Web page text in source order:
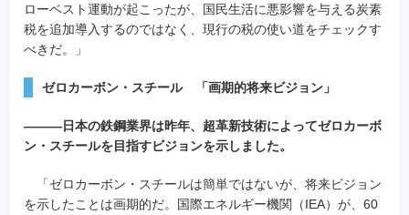
ローベスト運動が起こったが、国民生活に悪影響を与える炭素
税を追加導入するのではなく、現行の税の使い道をチェックす
べきだ。」
ゼロカーボン・スチール 「画期的将来ビジョン」
―――日本の鉄鋼業界は昨年、超革新技術によってゼロカーボ
ン・スチールを目指すビジョンを示しました。
「ゼロカーボン・スチールは簡単ではないが、将来ビジョン
を示したことは画期的だ。国際エネルギー機関（IEA）が、60